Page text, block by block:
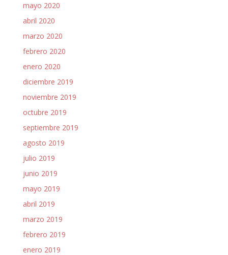
mayo 2020
abril 2020
marzo 2020
febrero 2020
enero 2020
diciembre 2019
noviembre 2019
octubre 2019
septiembre 2019
agosto 2019
julio 2019
junio 2019
mayo 2019
abril 2019
marzo 2019
febrero 2019
enero 2019